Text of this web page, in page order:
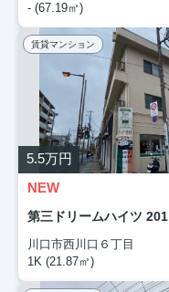
- (67.19㎡)
賃貸マンション
5.5万円
NEW
第三ドリームハイツ 201
川口市西川口６丁目
1K (21.87㎡)